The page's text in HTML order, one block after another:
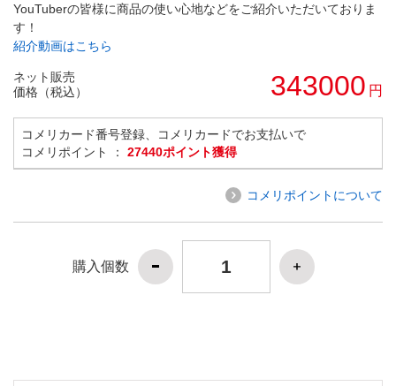
YouTuberの皆様に商品の使い心地などをご紹介いただいておりま
す！
紹介動画はこちら
ネット販売
価格（税込）
343000 円
コメリカード番号登録、コメリカードでお支払いで
コメリポイント ： 27440ポイント獲得
コメリポイントについて
購入個数